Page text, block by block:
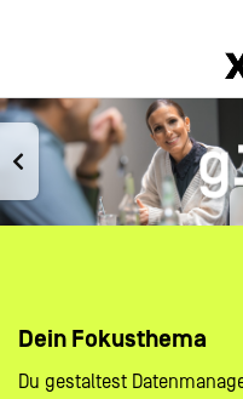
Dein Fokusthema
Du gestaltest